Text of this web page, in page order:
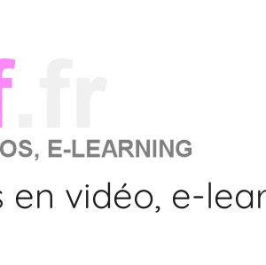
vidéo, e-